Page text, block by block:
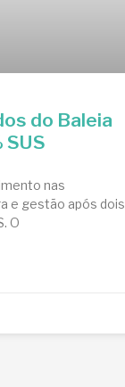
do Baleia
SUS
nas
e gestão após dois
O